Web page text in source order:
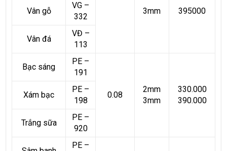
3mm 395000
Vân gỗ
VG –
332
Vân đá
VĐ –
113
Bạc sáng
PE –
191
0.08
2mm
3mm
330.000
390.000
Xám bạc
PE –
198
Trắng sữa
PE –
920
PE –